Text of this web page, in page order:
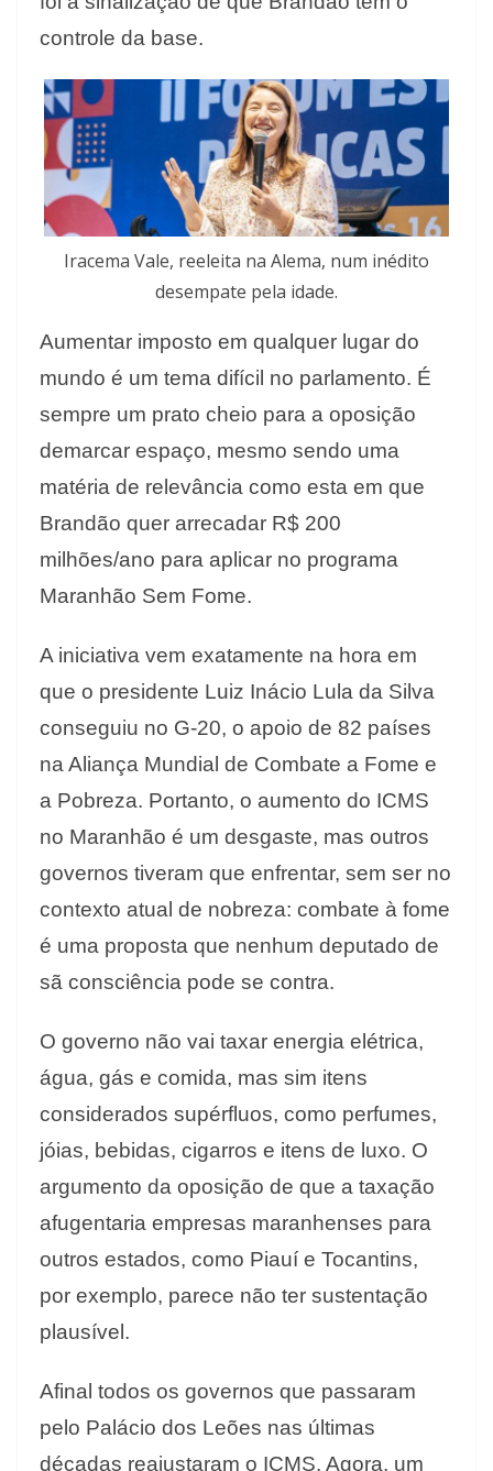
controle da base.
Iracema Vale, reeleita na Alema, num inédito
desempate pela idade.
Aumentar imposto em qualquer lugar do
mundo é um tema difícil no parlamento. É
sempre um prato cheio para a oposição
demarcar espaço, mesmo sendo uma
matéria de relevância como esta em que
Brandão quer arrecadar R$ 200
milhões/ano para aplicar no programa
Maranhão Sem Fome.
A iniciativa vem exatamente na hora em
que o presidente Luiz Inácio Lula da Silva
conseguiu no G-20, o apoio de 82 países
na Aliança Mundial de Combate a Fome e
a Pobreza. Portanto, o aumento do ICMS
no Maranhão é um desgaste, mas outros
governos tiveram que enfrentar, sem ser no
contexto atual de nobreza: combate à fome
é uma proposta que nenhum deputado de
sã consciência pode se contra.
O governo não vai taxar energia elétrica,
água, gás e comida, mas sim itens
considerados supérfluos, como perfumes,
jóias, bebidas, cigarros e itens de luxo. O
argumento da oposição de que a taxação
afugentaria empresas maranhenses para
outros estados, como Piauí e Tocantins,
por exemplo, parece não ter sustentação
plausível.
Afinal todos os governos que passaram
pelo Palácio dos Leões nas últimas
décadas reajustaram o ICMS. Agora, um